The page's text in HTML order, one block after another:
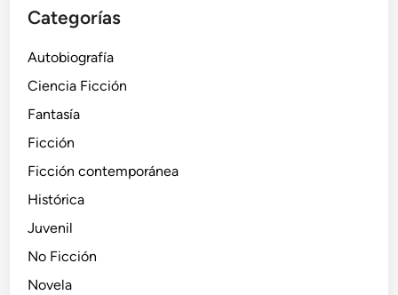
Categorías
Autobiografía
Ciencia Ficción
Fantasía
Ficción
Ficción contemporánea
Histórica
Juvenil
No Ficción
Novela